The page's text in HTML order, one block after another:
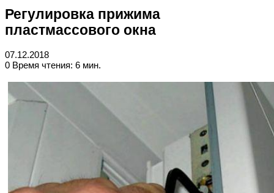
Регулировка прижима
пластмассового окна
07.12.2018
0 Время чтения: 6 мин.